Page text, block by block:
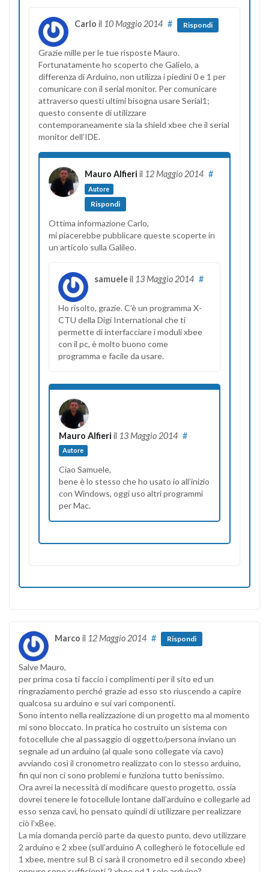
Carlo il 10 Maggio 2014 # Rispondi
Grazie mille per le tue risposte Mauro.
Fortunatamente ho scoperto che Galielo, a
differenza di Arduino, non utilizza i piedini 0 e 1 per
comunicare con il serial monitor. Per comunicare
attraverso questi ultimi bisogna usare Serial1;
questo consente di utilizzare
contemporaneamente sia la shield xbee che il serial
monitor dell’IDE.
Mauro Alfieri il 12 Maggio 2014
Autore
#
Rispondi
Ottima informazione Carlo,
mi piacerebbe pubblicare queste scoperte in
un articolo sulla Galileo.
samueleil 13 Maggio 2014 #
Ho risolto, grazie. C’è un programma X-
CTU della Digi International che ti
permette di interfacciare i moduli xbee
con il pc, è molto buono come
programma e facile da usare.
Mauro Alfieri il 13 Maggio 2014
Autore
#
Ciao Samuele,
bene è lo stesso che ho usato io all’inizio
con Windows, oggi uso altri programmi
per Mac.
Marco il 12 Maggio 2014 # Rispondi
Salve Mauro,
per prima cosa ti faccio i complimenti per il sito ed un
ringraziamento perché grazie ad esso sto riuscendo a capire
qualcosa su arduino e sui vari componenti.
Sono intento nella realizzazione di un progetto ma al momento
mi sono bloccato. In pratica ho costruito un sistema con
fotocellule che al passaggio di oggetto/persona inviano un
segnale ad un arduino (al quale sono collegate via cavo)
avviando così il cronometro realizzato con lo stesso arduino,
fin qui non ci sono problemi e funziona tutto benissimo.
Ora avrei la necessità di modificare questo progetto, ossia
dovrei tenere le fotocellule lontane dall’arduino e collegarle ad
esso senza cavi, ho pensato quindi di utilizzare per realizzare
ciò l’xBee.
La mia domanda perciò parte da questo punto, devo utilizzare
2 arduino e 2 xbee (sull’arduino A collegherò le fotocellule ed
1 xbee, mentre sul B ci sarà il cronometro ed il secondo xbee)